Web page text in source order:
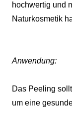
hochwertig und
Naturkosmetik
Anwendung:
Das Peeling
um eine